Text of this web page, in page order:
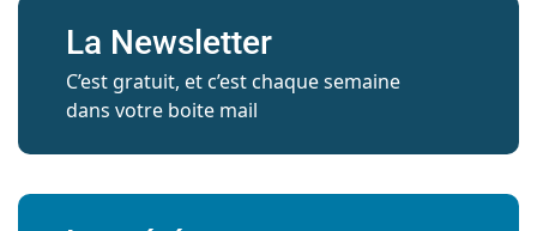
La Newsletter
C’est gratuit, et c’est chaque semaine
dans votre boite mail